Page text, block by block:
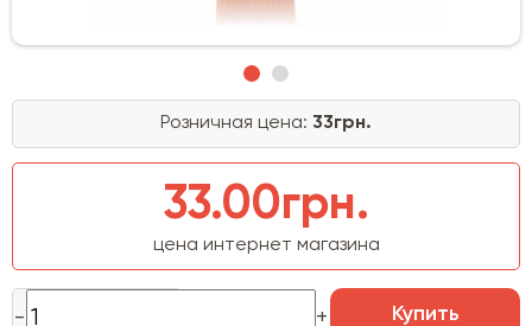
Розничная цена: 33грн.
33.00грн.
цена интернет магазина
Купить